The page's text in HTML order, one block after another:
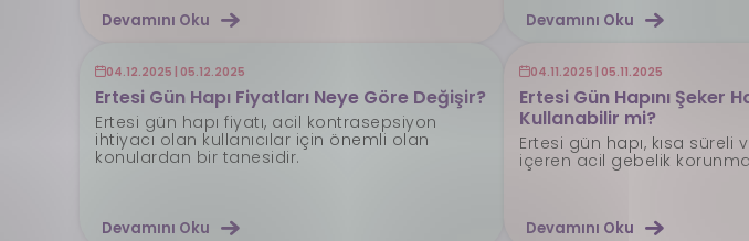
Devamını Oku Devamını Oku
04.12.2025 | 05.12.2025
Ertesi Gün Hapı Fiyatları Neye Göre Değişir?
Ertesi gün hapı fiyatı, acil kontrasepsiyon
ihtiyacı olan kullanıcılar için önemli olan
konulardan bir tanesidir.
Devamını Oku
04.11.2025 | 05.11.2025
Ertesi Gün Hapını Şeker
Kullanabilir mi?
Ertesi gün hapı, kısa süreli
içeren acil gebelik
Devamını Oku